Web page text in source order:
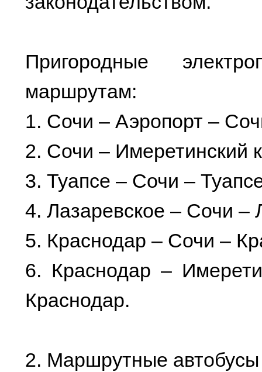
Пригородные
маршрутам:
1. Сочи – Аэропорт –
2. Сочи – Имеретинский
3. Туапсе – Сочи –
4. Лазаревское – Сочи –
5. Краснодар – Сочи –
6. Краснодар –
Краснодар.
2. Маршрутные автобусы